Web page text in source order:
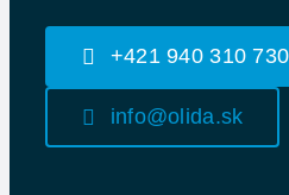
+421 940 310 730
info@olida.sk